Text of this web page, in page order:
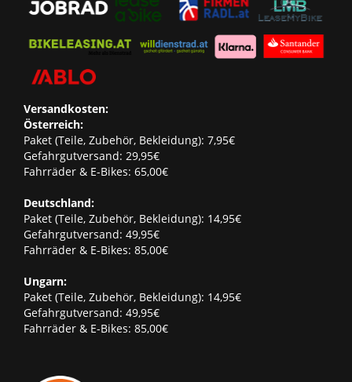
Versandkosten:
Österreich:
Paket (Teile, Zubehör, Bekleidung): 7,95€
Gefahrgutversand: 29,95€
Fahrräder & E-Bikes: 65,00€
Deutschland:
Paket (Teile, Zubehör, Bekleidung): 14,95€
Gefahrgutversand: 49,95€
Fahrräder & E-Bikes: 85,00€
Ungarn:
Paket (Teile, Zubehör, Bekleidung): 14,95€
Gefahrgutversand: 49,95€
Fahrräder & E-Bikes: 85,00€